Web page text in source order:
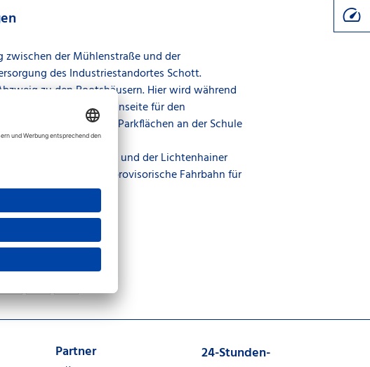
zwischen der Mühlenstraße und der
des Industriestandortes Schott.
zu den Bootshäusern. Hier wird während
die östliche Fahrbahnseite für den
Sperrung. Die Parkflächen an der Schule
und Seesportverein und der Lichtenhainer
ist eine provisorische Fahrbahn für
Partner
24-Stunden-